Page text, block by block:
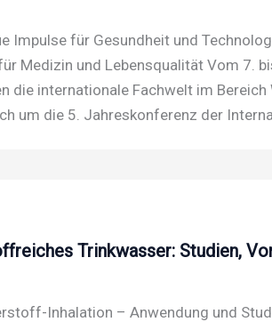
Impulse für Gesundheit und
Medizin und Lebensqualität Vom 7.
die internationale Fachwelt im
um die 5. Jahreskonferenz der
Trinkwasser: Studien,
Inhalation – Anwendung und